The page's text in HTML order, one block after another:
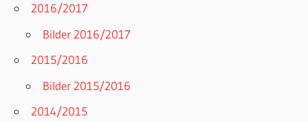
2016/2017
Bilder 2016/2017
2015/2016
Bilder 2015/2016
2014/2015